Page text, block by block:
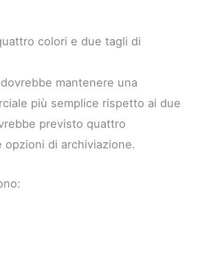
colori e due tagli di
mantenere una
più semplice rispetto ai due
previsto quattro
opzioni di archiviazione.